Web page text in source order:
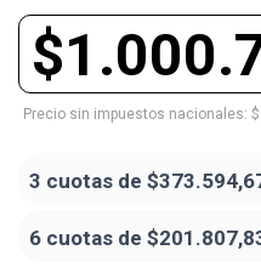
Precio sin impuestos nacionales:
3 cuotas de
6 cuotas de